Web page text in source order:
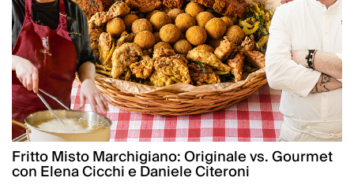
Fritto Misto Marchigiano: Originale vs. Gourmet
con Elena Cicchi e Daniele Citeroni